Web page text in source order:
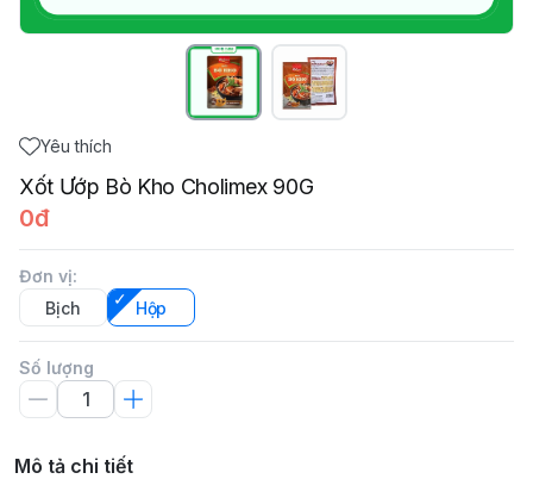
Yêu thích
Xốt Ướp Bò Kho Cholimex 90G
0đ
Đơn vị:
Bịch
Hộp
Số lượng
Mô tả chi tiết